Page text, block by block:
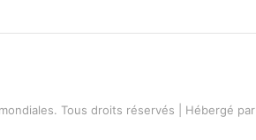
Tous droits réservés | Hébergé par